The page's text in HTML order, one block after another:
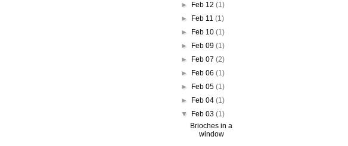
►
Feb 12(1)
►
Feb 11(1)
►
Feb 10(1)
►
Feb 09(1)
►
Feb 07(2)
►
Feb 06(1)
►
Feb 05(1)
►
Feb 04(1)
▼
Feb 03(1)
Brioches in a
window